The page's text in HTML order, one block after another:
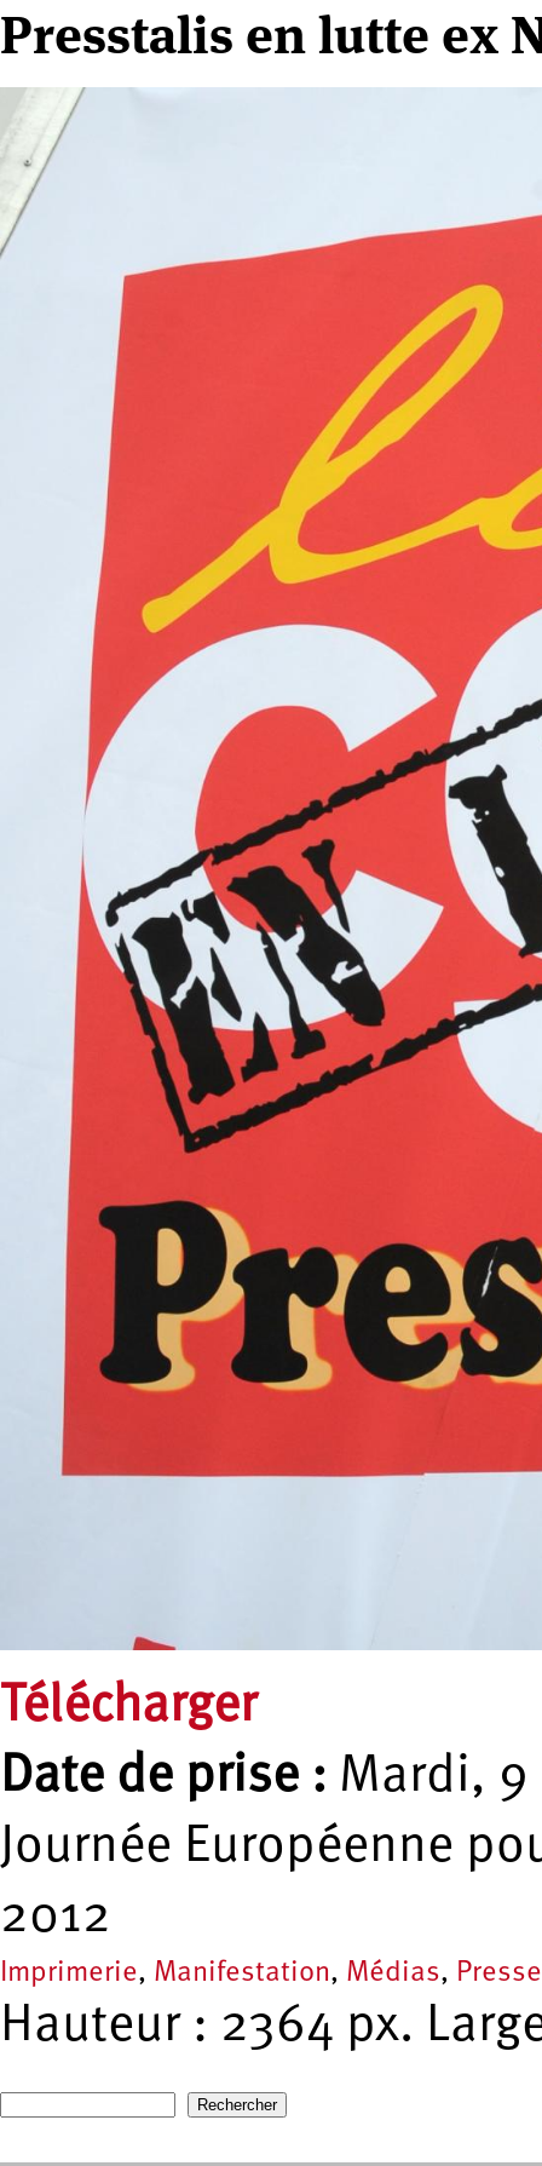
Presstalis en lutte ex
Télécharger
Date de prise : Mardi, 9
Journée Européenne
2012
Imprimerie, Manifestation, Médias, Presse
Hauteur : 2364 px.
Formulaire de recherche